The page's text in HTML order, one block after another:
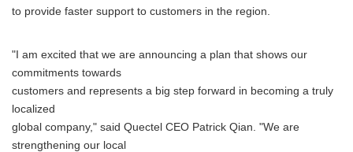
to provide faster support to customers in the region.
"I am excited that we are announcing a plan that shows our
commitments towards
customers and represents a big step forward in becoming a truly
localized
global company," said Quectel CEO Patrick Qian. "We are
strengthening our local